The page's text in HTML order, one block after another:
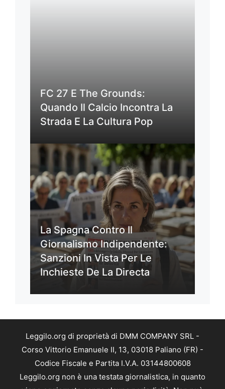
FC 27 E The Grounds:
Quando Il Calcio Incontra La
Strada E La Cultura Pop
La Spagna Contro Il
Giornalismo Indipendente:
Sanzioni In Vista Per Le
Inchieste De La Directa
Leggilo.org di proprietà di DMM COMPANY SRL -
Corso Vittorio Emanuele II, 13, 03018 Paliano (FR) -
Codice Fiscale e Partita I.V.A. 03144800608
Leggilo.org non è una testata giornalistica, in quanto